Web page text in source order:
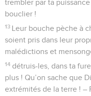
trembler par ta
bouclier !
13 Leur bouche pèche à
soient pris dans leur
malédictions et
14 détruis-les, dans ta
plus ! Qu’on sache que
extrémités de la terre ! –